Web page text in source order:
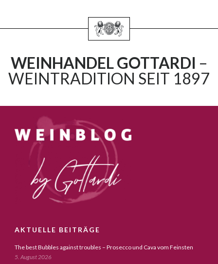
WEINHANDEL GOTTARDI –
WEINTRADITION SEIT 1897
AKTUELLE BEITRÄGE
The best Bubbles against troubles – Prosecco und Cava vom Feinsten
5. August 2026